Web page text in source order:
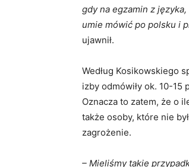
gdy na egzamin z
umie mówić po polsku i
ujawnił.
Według Kosikowskiego
izby odmówiły ok. 10-
Oznacza to zatem, że o
także osoby, które nie
zagrożenie.
– Mieliśmy takie